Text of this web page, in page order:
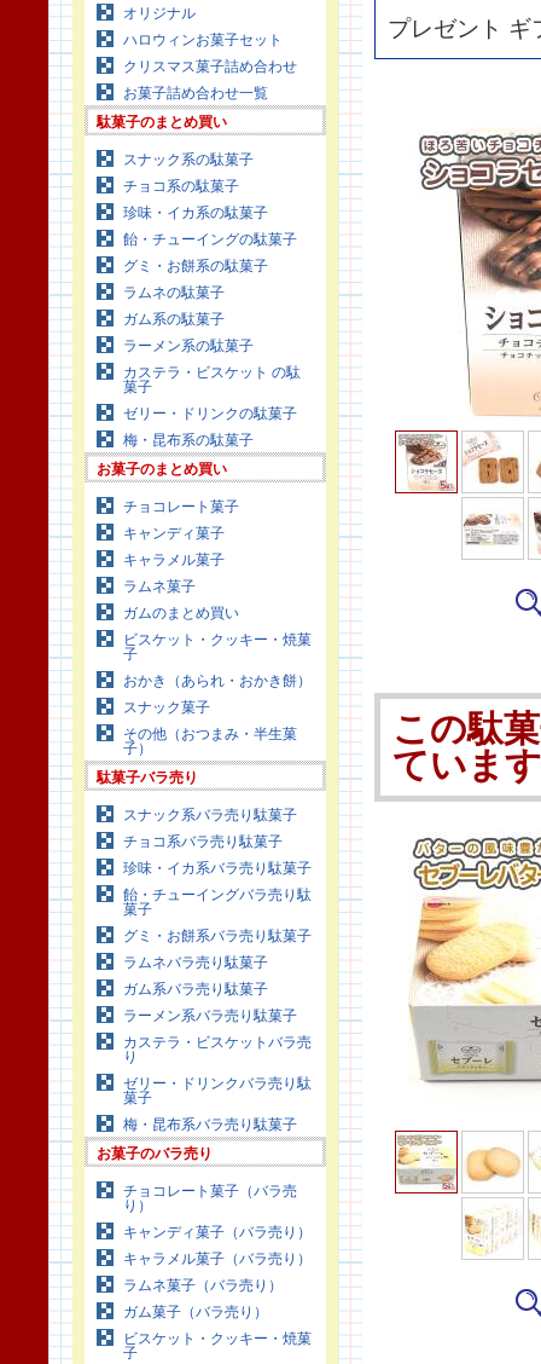
オリジナル
ハロウィンお菓子セット
クリスマス菓子詰め合わせ
お菓子詰め合わせ一覧
駄菓子のまとめ買い
スナック系の駄菓子
チョコ系の駄菓子
珍味・イカ系の駄菓子
飴・チューイングの駄菓子
グミ・お餅系の駄菓子
ラムネの駄菓子
ガム系の駄菓子
ラーメン系の駄菓子
カステラ・ビスケット の駄
菓子
ゼリー・ドリンクの駄菓子
梅・昆布系の駄菓子
お菓子のまとめ買い
チョコレート菓子
キャンディ菓子
キャラメル菓子
ラムネ菓子
ガムのまとめ買い
ビスケット・クッキー・焼菓
子
おかき（あられ・おかき餅）
スナック菓子
その他（おつまみ・半生菓
子）
駄菓子バラ売り
スナック系バラ売り駄菓子
チョコ系バラ売り駄菓子
珍味・イカ系バラ売り駄菓子
飴・チューイングバラ売り駄
菓子
グミ・お餅系バラ売り駄菓子
ラムネバラ売り駄菓子
ガム系バラ売り駄菓子
ラーメン系バラ売り駄菓子
カステラ・ビスケットバラ売
り
ゼリー・ドリンクバラ売り駄
菓子
梅・昆布系バラ売り駄菓子
お菓子のバラ売り
チョコレート菓子（バラ売
り）
キャンディ菓子（バラ売り）
キャラメル菓子（バラ売り）
ラムネ菓子（バラ売り）
ガム菓子（バラ売り）
ビスケット・クッキー・焼菓
子
プレゼント ギ
この駄
ていま